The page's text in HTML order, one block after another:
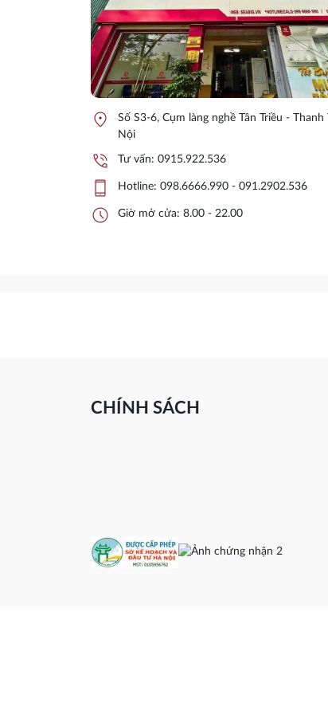
location_on
Số S3-6, Cụm làng nghề Tân Triều - Thanh
Nội
phone_in_talk Tư vấn: 0915.922.536
phone_iphone Hotline: 098.6666.990 - 091.2902.536
schedule Giờ mở cửa: 8.00 - 22.00
CHÍNH SÁCH